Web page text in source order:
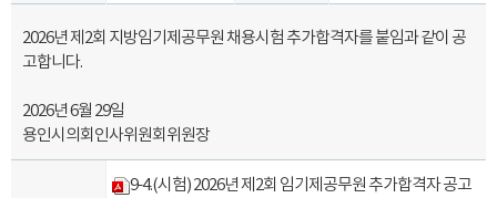
2026년 제2회 지방임기제공무원 채용시험 추가합격자를 붙임과 같이 공
고합니다.
2026년 6월 29일
용인시의회인사위원회위원장
9-4.(시험) 2026년 제2회 임기제공무원 추가합격자 공고